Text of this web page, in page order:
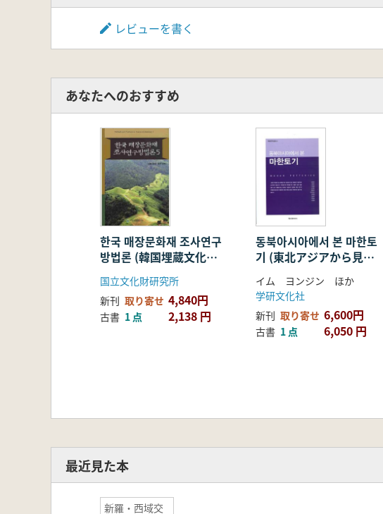
レビューを書く
あなたへのおすすめ
한국 매장문화재 조사연구
방법론 (韓国埋蔵文化財
調査研究方法論) 5
国立文化財研究所
新刊 取り寄せ 4,840円
古書 1 点 2,138 円
동북아시아에서 본 마한토
기 (東北アジアから見
イム ヨンジン ほか
学研文化社
新刊 取り寄せ 6,600円
古書 1 点 6,050 円
最近見た本
新羅・西域交